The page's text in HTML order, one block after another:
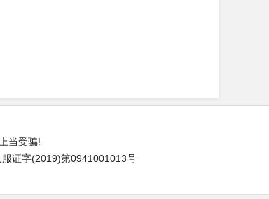
当受骗!
证字(2019)第0941001013号